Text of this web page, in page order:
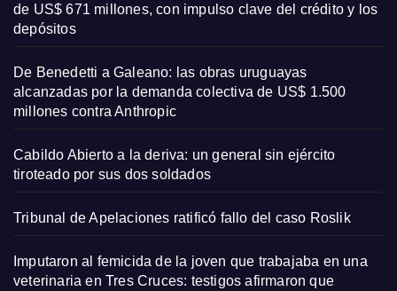
de US$ 671 millones, con impulso clave del crédito y los
depósitos
De Benedetti a Galeano: las obras uruguayas
alcanzadas por la demanda colectiva de US$ 1.500
millones contra Anthropic
Cabildo Abierto a la deriva: un general sin ejército
tiroteado por sus dos soldados
Tribunal de Apelaciones ratificó fallo del caso Roslik
Imputaron al femicida de la joven que trabajaba en una
veterinaria en Tres Cruces: testigos afirmaron que